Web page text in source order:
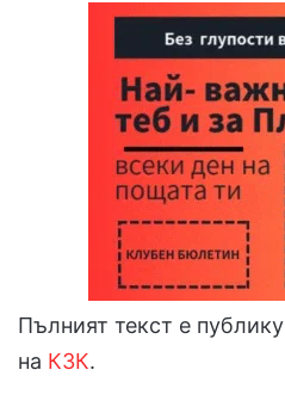
Пълният текст е
на КЗК.